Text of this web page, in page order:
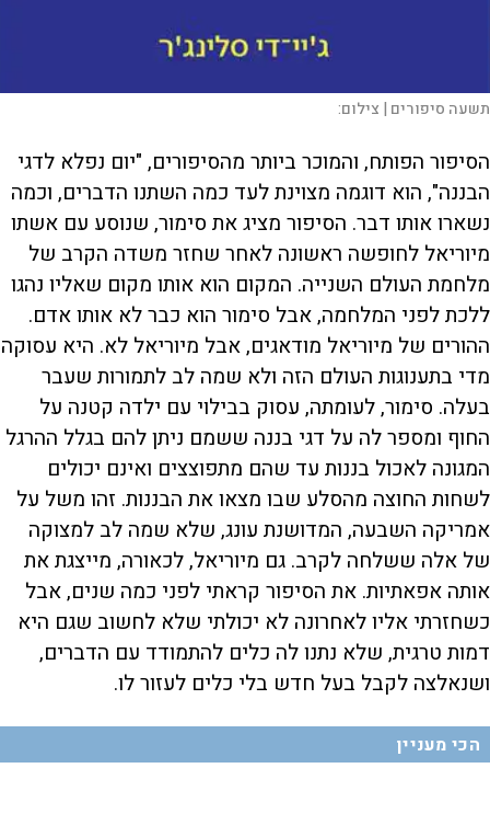
תשעה סיפורים | צילום:
הסיפור הפותח, והמוכר ביותר מהסיפורים, "יום נפלא לדגי
הבננה", הוא דוגמה מצוינת לעד כמה השתנו הדברים, וכמה
נשארו אותו דבר. הסיפור מציג את סימור, שנוסע עם אשתו
מיוריאל לחופשה ראשונה לאחר שחזר משדה הקרב של
מלחמת העולם השנייה. המקום הוא אותו מקום שאליו נהגו
ללכת לפני המלחמה, אבל סימור הוא כבר לא אותו אדם.
ההורים של מיוריאל מודאגים, אבל מיוריאל לא. היא עסוקה
מדי בתענוגות העולם הזה ולא שמה לב לתמורות שעבר
בעלה. סימור, לעומתה, עסוק בבילוי עם ילדה קטנה על
החוף ומספר לה על דגי בננה ששמם ניתן להם בגלל ההרגל
המגונה לאכול בננות עד שהם מתפוצצים ואינם יכולים
לשחות החוצה מהסלע שבו מצאו את הבננות. זהו משל על
אמריקה השבעה, המדושנת עונג, שלא שמה לב למצוקה
של אלה ששלחה לקרב. גם מיוריאל, לכאורה, מייצגת את
אותה אפאתיות. את הסיפור קראתי לפני כמה שנים, אבל
כשחזרתי אליו לאחרונה לא יכולתי שלא לחשוב שגם היא
דמות טרגית, שלא נתנו לה כלים להתמודד עם הדברים,
ושנאלצה לקבל בעל חדש בלי כלים לעזור לו.
הכי מעניין